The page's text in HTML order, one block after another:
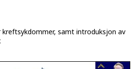
kreftsykdommer, samt introduksjon av